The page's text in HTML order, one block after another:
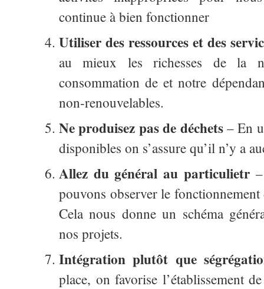
continue à bien fonctionner
Utiliser des ressources et des
au mieux les richesses de la
consommation de et notre
non-renouvelables.
Ne produisez pas de déchets– En
disponibles on s’assure qu’il n’y a
Allez du général au particulietr–
pouvons observer le
Cela nous donne un schéma
nos projets.
Intégration plutôt que
place, on favorise l’établissement